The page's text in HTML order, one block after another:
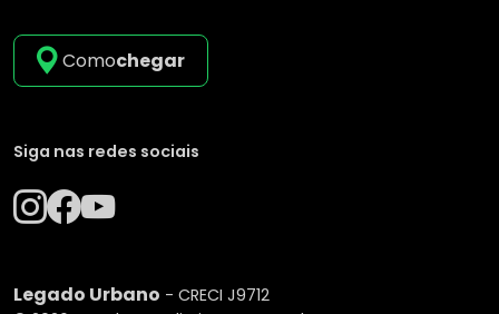
Comochegar
Siga nas redes sociais
Legado Urbano - CRECI J9712